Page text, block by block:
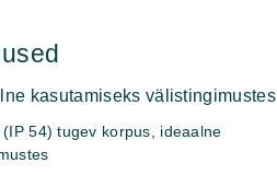
kasutamiseks välistingimustes
54) tugev korpus, ideaalne